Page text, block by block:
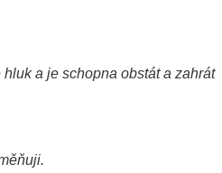
hluk a je schopna obstát a zahrát